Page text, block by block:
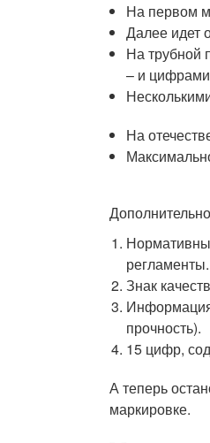
На первом
Далее идет
На трубной
– и
На
регламенты.
Знак
прочность).
15 цифр,
А теперь
маркировке.